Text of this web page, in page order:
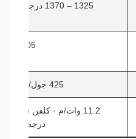
1325 – 1370 درجة مئوية
205 جيجا
425 جول/كجم·ك
درجة مئوية)